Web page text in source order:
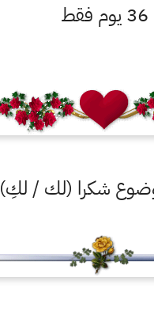
36 يوم فقط
شكرا (لك / لكِ)